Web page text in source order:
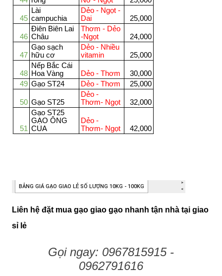
Liên hệ đặt mua gạo giao gạo nhanh tận nhà tại giao
sỉ lẻ
Gọi ngay: 0967815915 -
0962791616